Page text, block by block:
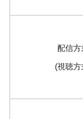
配信方
(視聴方